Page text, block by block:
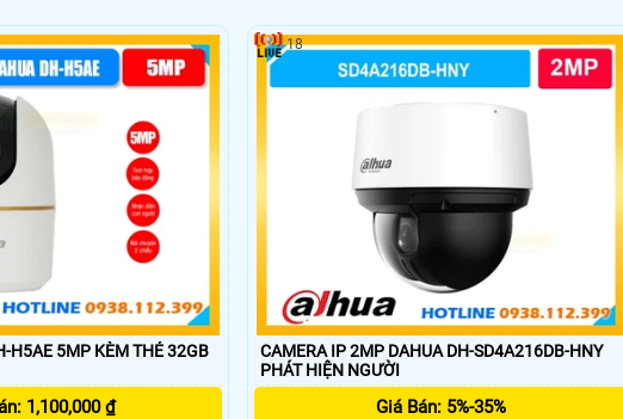
H5AE 5MP KÈM THẺ 32GB
1,100,000 ₫
CAMERA IP 2MP DAHUA DH-SD4A216DB-HNY
PHÁT HIỆN NGƯỜI
Giá Bán: 5%-35%
18